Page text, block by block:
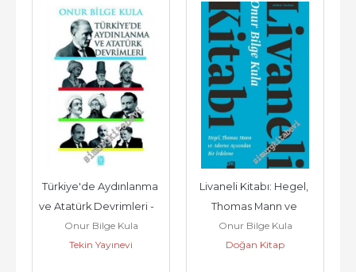
Türkiye'de Aydınlanma
ve Atatürk Devrimleri -
2018
Onur Bilge Kula
Tekin Yayınevi
Livaneli Kitabı: Hegel,
Thomas Mann ve
Adorno Açısından Bir
İrdeleme -
Onur Bilge Kula
Doğan Kitap